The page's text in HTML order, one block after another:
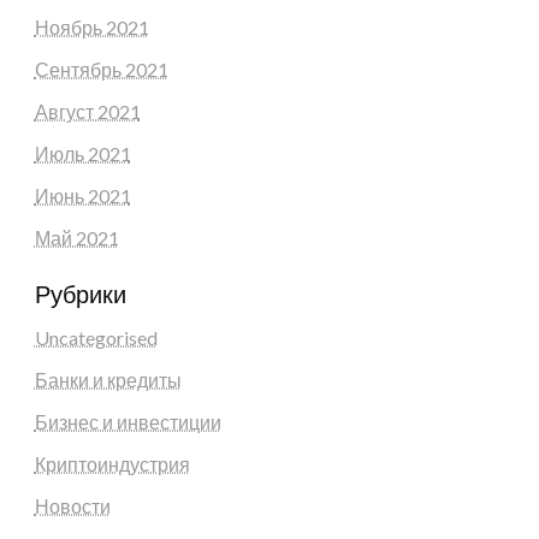
Ноябрь 2021
Сентябрь 2021
Август 2021
Июль 2021
Июнь 2021
Май 2021
Рубрики
Uncategorised
Банки и кредиты
Бизнес и инвестиции
Криптоиндустрия
Новости